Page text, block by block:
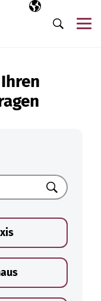
Ausgewählte
DE
Suche
Suchen